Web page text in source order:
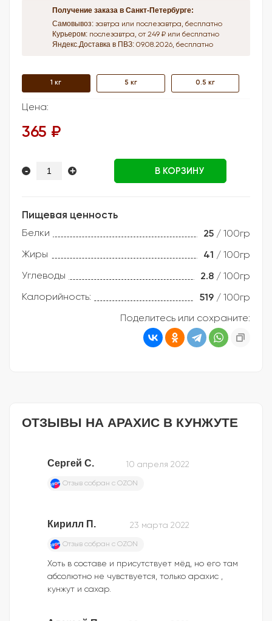
Получение заказа в Санкт-Петербурге:
Самовывоз: завтра или послезавтра, бесплатно
Курьером: послезавтра, от 249 ₽ или бесплатно
Яндекс.Доставка в ПВЗ: 09.08.2026, бесплатно
1 кг 5 кг 0.5 кг
Цена:
365 ₽
- + В КОРЗИНУ
Пищевая ценность
Белки 25 / 100гр
Жиры 41 / 100гр
Углеводы 2.8 / 100гр
Калорийность: 519 / 100гр
Поделитесь или сохраните:
ОТЗЫВЫ НА АРАХИС В КУНЖУТЕ
Сергей С. 10 апреля 2022
Отзыв собран c OZON
Кирилл П. 23 марта 2022
Отзыв собран c OZON
Хоть в составе и присутствует мёд, но его там
абсолютно не чувствуется, только арахис ,
кунжут и сахар.